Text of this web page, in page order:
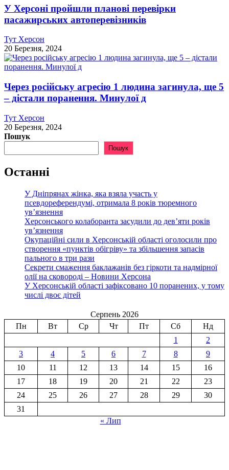
У Херсоні пройшли планові перевірки
пасажирських автоперевізників
Тут Херсон
20 Березня, 2024
Через російську агресію 1 людина загинула, ще 5
– дістали поранення. Минулої д
Тут Херсон
20 Березня, 2024
Пошук
Пошук
Останні
У Дніпрянах жінка, яка взяла участь у
псевдореферендумі, отримала 8 років тюремного
ув’язнення
Херсонського колаборанта засудили до дев’яти років
ув’язнення
Окупаційні сили в Херсонській області оголосили про
створення «пунктів обігріву» та збільшення запасів
пального в три рази
Секрети смаження баклажанів без гіркоти та надмірної
олії на сковороді – Новини Херсона
У Херсонській області зафіксовано 10 поранених, у тому
числі двоє дітей
Серпень 2026
Пн
Вт Ср Чт Пт Сб
Нд
1
2
3
4 5 6 7 8
9
10
11 12 13 14 15
16
17
18 19 20 21 22
23
24
25 26 27 28 29
30
31
« Лип